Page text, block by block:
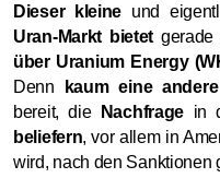
Dieser kleine und
Uran-Markt bietet gerade
über Uranium Energy
Denn
kaum eine
bereit, die
Nachfrage in
beliefern, vor allem in
wird, nach den Sanktionen